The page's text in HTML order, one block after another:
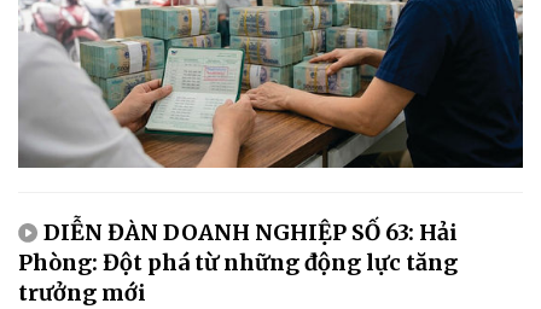
DIỄN ĐÀN DOANH NGHIỆP SỐ 63: Hải
Phòng: Đột phá từ những động lực tăng
trưởng mới